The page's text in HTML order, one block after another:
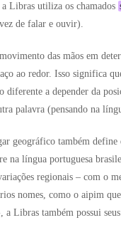
Libras utiliza os chamados
de falar e ouvir).
das mãos em
ao redor. Isso significa
diferente a depender da
palavra (pensando na
geográfico também
na língua portuguesa
regionais – com o
nomes, como o aipim
a Libras também possui